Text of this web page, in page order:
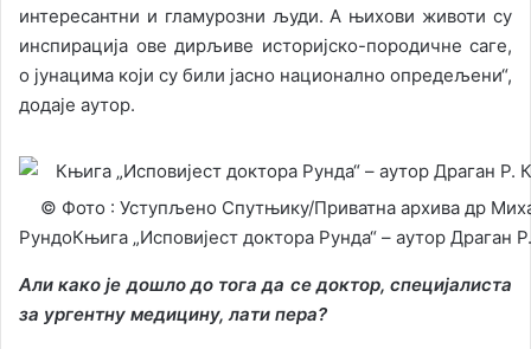
интересантни и гламурозни људи. А њихови животи су
инспирација ове дирљиве историјско-породичне саге,
о јунацима који су били јасно национално опредељени“,
додаје аутор.
© Фото : Уступљено Спутњику/Приватна архива др
РундоКњига „Исповијест доктора Рунда“ – аутор Драган
Али како је дошло до тога да се доктор, специјалиста
за ургентну медицину, лати пера?